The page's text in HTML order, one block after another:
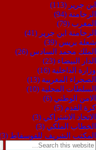
ابن جرير (113)
الرحامنة (94)
المغرب (79)
الرحامنة ابن جرير (41)
شعلة بريس (39)
الملك محمد السادس (26)
الدار البيضاء (23)
وزارة الداخلية (16)
الصحراء المغربية (13)
السلطات المحلية (10)
الامن الوطني (6)
كرة القدم (5)
الاتحاد الاشتراكي (3)
الخطاب الملكي (3)
المكتب الشريف للفوسفاط (3)